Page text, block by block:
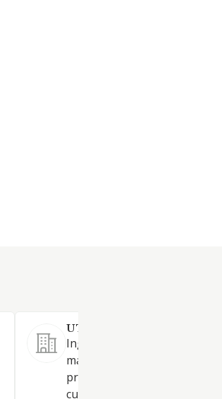
UTIL AUTOMATISMOS
Ingeniería mecánica y
maquinaria industrial. La
promoción y construcción,
cuenta propia o de terceros,